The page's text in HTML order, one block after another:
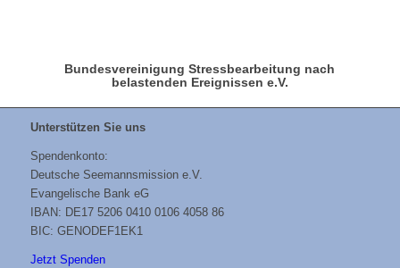
Bundesvereinigung Stressbearbeitung nach
belastenden Ereignissen e.V.
Unterstützen Sie uns
Spendenkonto:
Deutsche Seemannsmission e.V.
Evangelische Bank eG
IBAN: DE17 5206 0410 0106 4058 86
BIC: GENODEF1EK1
Jetzt Spenden